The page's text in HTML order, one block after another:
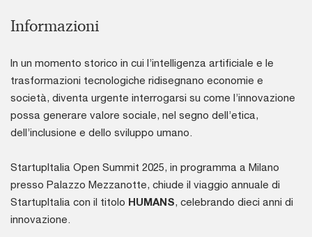
Informazioni
In un momento storico in cui l’intelligenza artificiale e le
trasformazioni tecnologiche ridisegnano economie e
società, diventa urgente interrogarsi su come l’innovazione
possa generare valore sociale, nel segno dell’etica,
dell’inclusione e dello sviluppo umano.
StartupItalia Open Summit 2025, in programma a Milano
presso Palazzo Mezzanotte, chiude il viaggio annuale di
StartupItalia con il titolo HUMANS, celebrando dieci anni di
innovazione.